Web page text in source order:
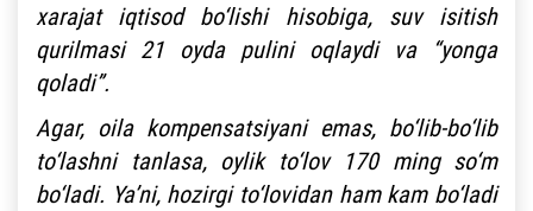
xarajat iqtisod bo‘lishi hisobiga, suv isitish
qurilmasi 21 oyda pulini oqlaydi va “yonga
qoladi”.
Agar, oila kompensatsiyani emas, bo‘lib-bo‘lib
to‘lashni tanlasa, oylik to‘lov 170 ming so‘m
bo‘ladi. Ya’ni, hozirgi to‘lovidan ham kam bo‘ladi